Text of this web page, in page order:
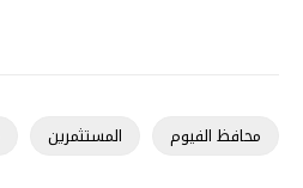
محافظ الفيوم المستثمرين